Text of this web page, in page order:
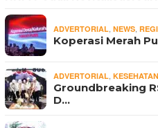
ADVERTORIAL NEWS
Koperasi Merah
ADVERTORIAL KESEHATAN
Groundbreaking
D…